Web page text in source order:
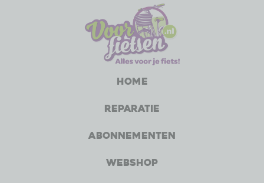
Home
Reparatie
Abonnementen
Webshop